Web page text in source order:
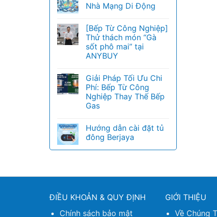
Nhà Mạng Di Động
[Bếp Từ Công Nghiệp]
Thử thách món “Gà
sốt phô mai” tại
ANYBUY
Giải Pháp Tối Ưu Chi
Phí: Bếp Từ Công
Nghiệp Thay Thế Bếp
Gas
Hướng dẫn cài đặt tủ
đông Berjaya
ĐIỀU KHOẢN & QUY ĐỊNH
Chính sách bảo mật
GIỚI THIỆU
Về Chúng